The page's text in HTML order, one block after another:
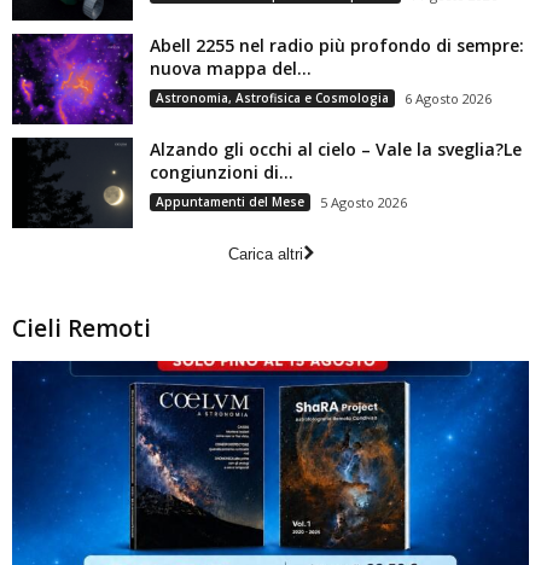
Abell 2255 nel radio più profondo di sempre:
nuova mappa del...
Astronomia, Astrofisica e Cosmologia 6 Agosto 2026
Alzando gli occhi al cielo – Vale la sveglia?Le
congiunzioni di...
Appuntamenti del Mese 5 Agosto 2026
Carica altri
Cieli Remoti